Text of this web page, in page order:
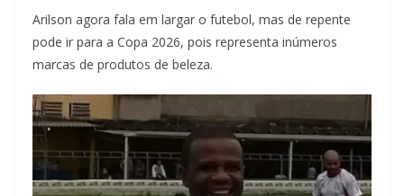
Arilson agora fala em largar o futebol, mas de repente
pode ir para a Copa 2026, pois representa inúmeros
marcas de produtos de beleza.